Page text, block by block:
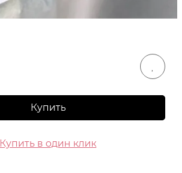
Купить
Купить в один клик